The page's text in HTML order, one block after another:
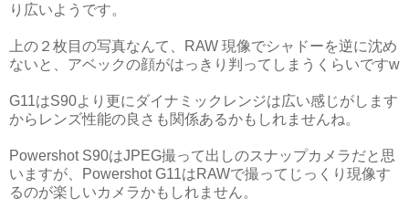
り広いようです。
上の２枚目の写真なんて、RAW 現像でシャドーを逆に沈め
ないと、アベックの顔がはっきり判ってしまうくらいですw
G11はS90より更にダイナミックレンジは広い感じがします
からレンズ性能の良さも関係あるかもしれませんね。
Powershot S90はJPEG撮って出しのスナップカメラだと思
いますが、Powershot G11はRAWで撮ってじっくり現像す
るのが楽しいカメラかもしれません。